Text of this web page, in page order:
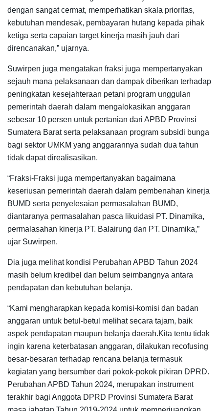
dengan sangat cermat, memperhatikan skala prioritas,
kebutuhan mendesak, pembayaran hutang kepada pihak
ketiga serta capaian target kinerja masih jauh dari
direncanakan,” ujarnya.
Suwirpen juga mengatakan fraksi juga mempertanyakan
sejauh mana pelaksanaan dan dampak diberikan terhadap
peningkatan kesejahteraan petani program unggulan
pemerintah daerah dalam mengalokasikan anggaran
sebesar 10 persen untuk pertanian dari APBD Provinsi
Sumatera Barat serta pelaksanaan program subsidi bunga
bagi sektor UMKM yang anggarannya sudah dua tahun
tidak dapat direalisasikan.
“Fraksi-Fraksi juga mempertanyakan bagaimana
keseriusan pemerintah daerah dalam pembenahan kinerja
BUMD serta penyelesaian permasalahan BUMD,
diantaranya permasalahan pasca likuidasi PT. Dinamika,
permalasahan kinerja PT. Balairung dan PT. Dinamika,”
ujar Suwirpen.
Dia juga melihat kondisi Perubahan APBD Tahun 2024
masih belum kredibel dan belum seimbangnya antara
pendapatan dan kebutuhan belanja.
“Kami mengharapkan kepada komisi-komisi dan badan
anggaran untuk betul-betul melihat secara tajam, baik
aspek pendapatan maupun belanja daerah.Kita tentu tidak
ingin karena keterbatasan anggaran, dilakukan recofusing
besar-besaran terhadap rencana belanja termasuk
kegiatan yang bersumber dari pokok-pokok pikiran DPRD.
Perubahan APBD Tahun 2024, merupakan instrument
terakhir bagi Anggota DPRD Provinsi Sumatera Barat